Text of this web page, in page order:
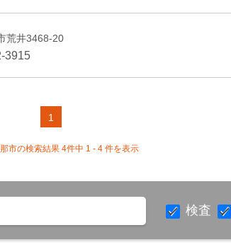
荒井3468-20
3915
1
市の検索結果 4件中 1 - 4 件を表示
検査